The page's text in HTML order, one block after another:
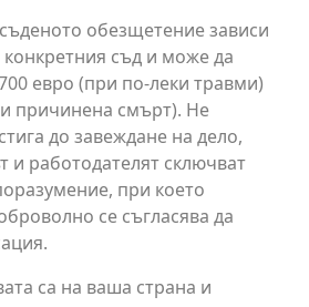
обезщетение зависи
съд и може да
евро (при по-леки травми)
причинена смърт). Не
до завеждане на дело,
и работодателят сключват
при което
се съгласява да
са на ваша страна и